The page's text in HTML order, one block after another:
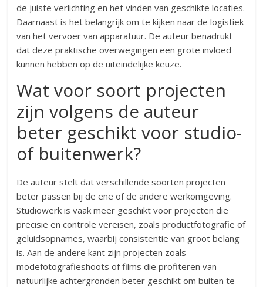
de juiste verlichting en het vinden van geschikte locaties.
Daarnaast is het belangrijk om te kijken naar de logistiek
van het vervoer van apparatuur. De auteur benadrukt
dat deze praktische overwegingen een grote invloed
kunnen hebben op de uiteindelijke keuze.
Wat voor soort projecten
zijn volgens de auteur
beter geschikt voor studio-
of buitenwerk?
De auteur stelt dat verschillende soorten projecten
beter passen bij de ene of de andere werkomgeving.
Studiowerk is vaak meer geschikt voor projecten die
precisie en controle vereisen, zoals productfotografie of
geluidsopnames, waarbij consistentie van groot belang
is. Aan de andere kant zijn projecten zoals
modefotografieshoots of films die profiteren van
natuurlijke achtergronden beter geschikt om buiten te